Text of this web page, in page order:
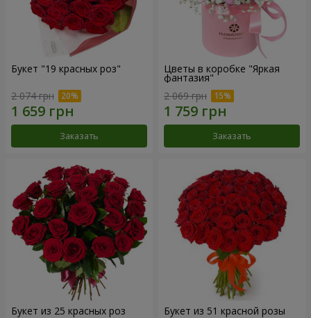
Букет "19 красных роз"
2 074 грн
Заказать
Цветы в коробке "Яркая
фантазия"
2 069 грн
Заказать
Букет из 25 красных роз Букет из 51 красной розы